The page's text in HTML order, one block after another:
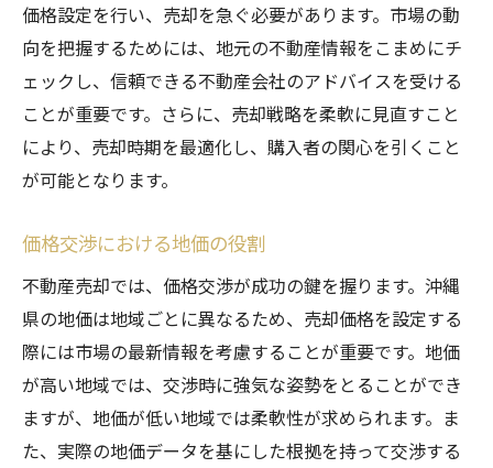
価格設定を行い、売却を急ぐ必要があります。市場の動
向を把握するためには、地元の不動産情報をこまめにチ
ェックし、信頼できる不動産会社のアドバイスを受ける
ことが重要です。さらに、売却戦略を柔軟に見直すこと
により、売却時期を最適化し、購入者の関心を引くこと
が可能となります。
価格交渉における地価の役割
不動産売却では、価格交渉が成功の鍵を握ります。沖縄
県の地価は地域ごとに異なるため、売却価格を設定する
際には市場の最新情報を考慮することが重要です。地価
が高い地域では、交渉時に強気な姿勢をとることができ
ますが、地価が低い地域では柔軟性が求められます。ま
た、実際の地価データを基にした根拠を持って交渉する